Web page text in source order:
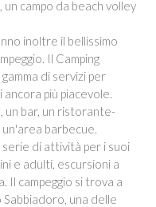
un campo da beach volley
inoltre il bellissimo
Il Camping
di servizi per
più piacevole.
un bar, un ristorante-
un'area barbecue.
serie di attività per i suoi
e adulti, escursioni a
Il campeggio si trova a
Sabbiadoro, una delle